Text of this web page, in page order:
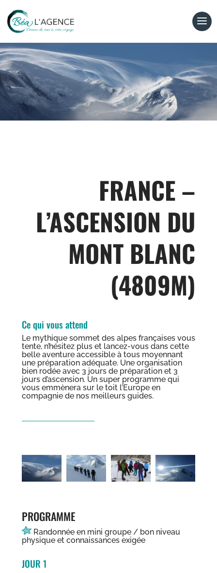
FRANCE –
L’ASCENSION DU
MONT BLANC
(4809M)
Ce qui vous attend
Le mythique sommet des alpes françaises vous
tente, n’hésitez plus et lancez-vous dans cette
belle aventure accessible à tous moyennant
une préparation adéquate. Une organisation
bien rodée avec 3 jours de préparation et 3
jours d’ascension. Un super programme qui
vous emmènera sur le toit l’Europe en
compagnie de nos meilleurs guides.
PROGRAMME
Randonnée en mini groupe / bon niveau
physique et connaissances exigée
JOUR 1